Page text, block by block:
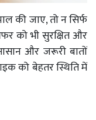
की जाए, तो न सिर्फ
को भी सुरक्षित और
और जरूरी बातों
को बेहतर स्थिति में